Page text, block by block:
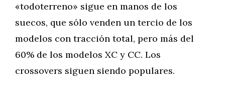
«todoterreno» sigue en manos de los
suecos, que sólo venden un tercio de los
modelos con tracción total, pero más del
60% de los modelos XC y CC. Los
crossovers siguen siendo populares.